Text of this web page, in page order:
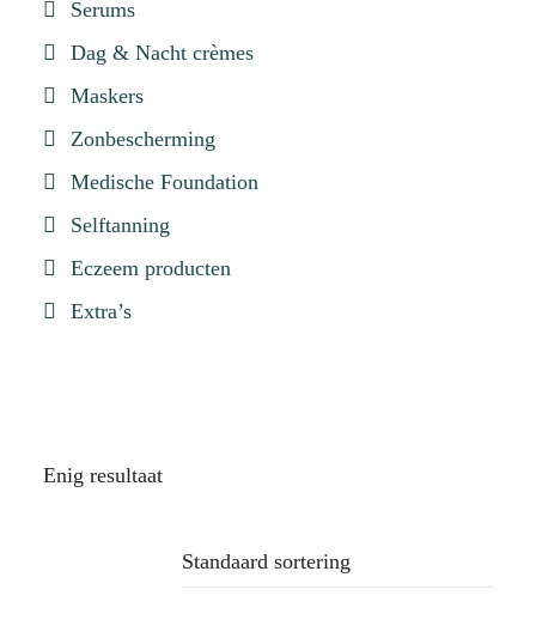
Serums
Dag & Nacht crèmes
Maskers
Zonbescherming
Medische Foundation
Selftanning
Eczeem producten
Extra’s
Enig resultaat